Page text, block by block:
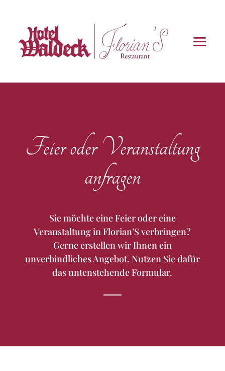
Feier oder Veranstaltung
anfragen
Sie möchte eine Feier oder eine
Veranstaltung in Florian’S verbringen?
Gerne erstellen wir Ihnen ein
unverbindliches Angebot. Nutzen Sie dafür
das untenstehende Formular.